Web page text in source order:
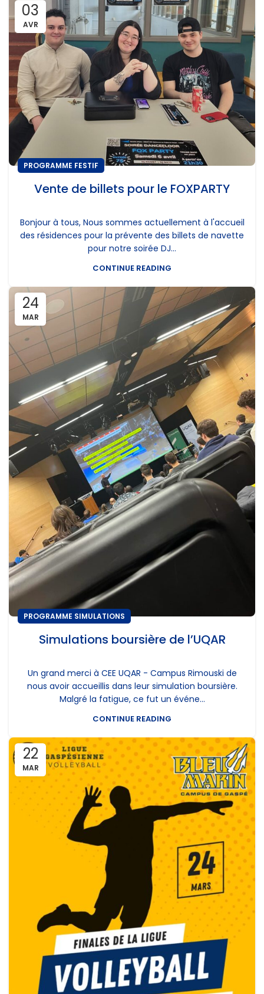
03
AVR
PROGRAMME FESTIF
Vente de billets pour le FOXPARTY
Bonjour à tous, Nous sommes actuellement à l'accueil
des résidences pour la prévente des billets de navette
pour notre soirée DJ...
CONTINUE READING
24
MAR
PROGRAMME SIMULATIONS
Simulations boursière de l’UQAR
Un grand merci à CEE UQAR - Campus Rimouski de
nous avoir accueillis dans leur simulation boursière.
Malgré la fatigue, ce fut un événe...
CONTINUE READING
22
MAR